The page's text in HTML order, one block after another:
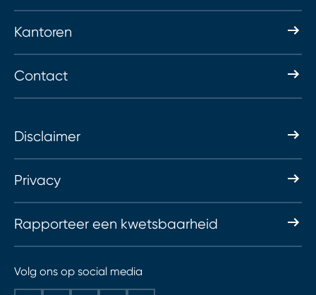
Kantoren
Contact
Disclaimer
Privacy
Rapporteer een kwetsbaarheid
Volg ons op social media